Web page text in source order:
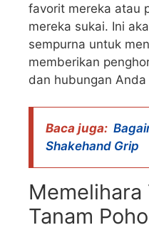
favorit mereka atau
mereka sukai. Ini
sempurna untuk
memberikan
dan hubungan
Baca juga:
Shakehand Grip
Memelihara
Tanam